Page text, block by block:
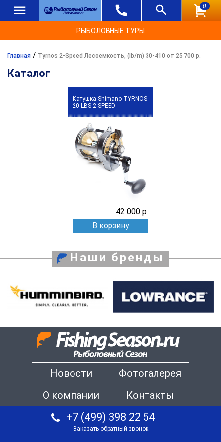
0
РЫБОЛОВНЫЕ ТУРЫ
Главная / Tyrnos 2-Speed Лесоемкость, (lb/m) 30-410 от 25 700 р.
Каталог
Катушка Shimano TYRNOS
20 LBS 2-SPEED
42 000 р.
В корзину
Наши бренды
Новости
Фотогалерея
О компании
Контакты
+7 (499) 398 22 54
Заказать обратный звонок